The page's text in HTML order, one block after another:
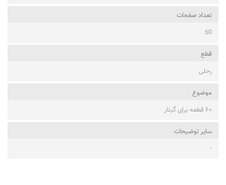
تعداد صفحات
60
قطع
رحلی
موضوع
۶۰ قطعه برای گیتار
ساير توضيحات
-